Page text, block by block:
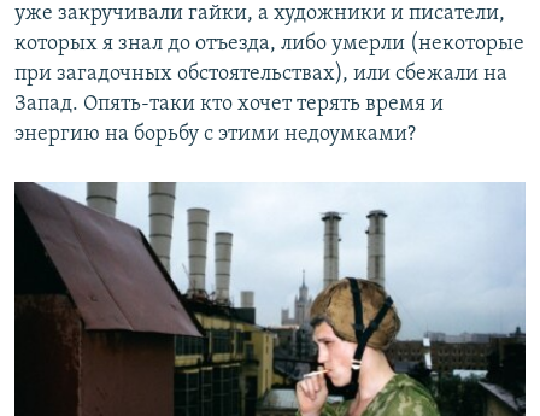
уже закручивали гайки, а художники и писатели,
которых я знал до отъезда, либо умерли (некоторые
при загадочных обстоятельствах), или сбежали на
Запад. Опять-таки кто хочет терять время и
энергию на борьбу с этими недоумками?